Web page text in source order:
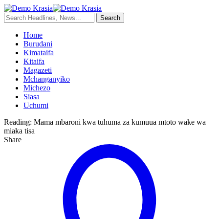
Home
Burudani
Kimataifa
Kitaifa
Magazeti
Mchanganyiko
Michezo
Siasa
Uchumi
Reading: Mama mbaroni kwa tuhuma za kumuua mtoto wake wa
miaka tisa
Share